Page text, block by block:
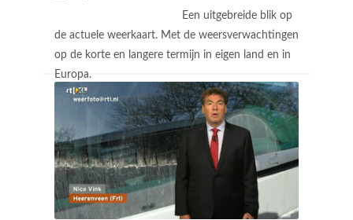
Een uitgebreide blik op
de actuele weerkaart. Met de weersverwachtingen
op de korte en langere termijn in eigen land en in
Europa.